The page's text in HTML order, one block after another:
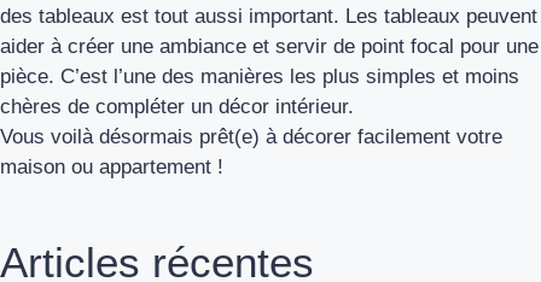
des tableaux est tout aussi important. Les tableaux peuvent
aider à créer une ambiance et servir de point focal pour une
pièce. C’est l’une des manières les plus simples et moins
chères de compléter un décor intérieur.
Vous voilà désormais prêt(e) à décorer facilement votre
maison ou appartement !
Articles récentes